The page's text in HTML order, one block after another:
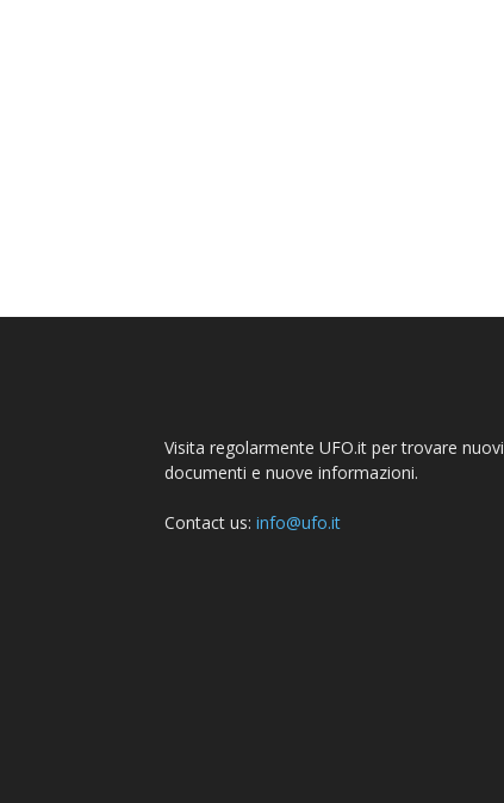
Visita regolarmente UFO.it per trovare nuovi
documenti e nuove informazioni.
Contact us: info@ufo.it